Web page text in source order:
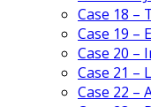
Case 18 –
Case 19 –
Case 20 –
Case 21 –
Case 22 –